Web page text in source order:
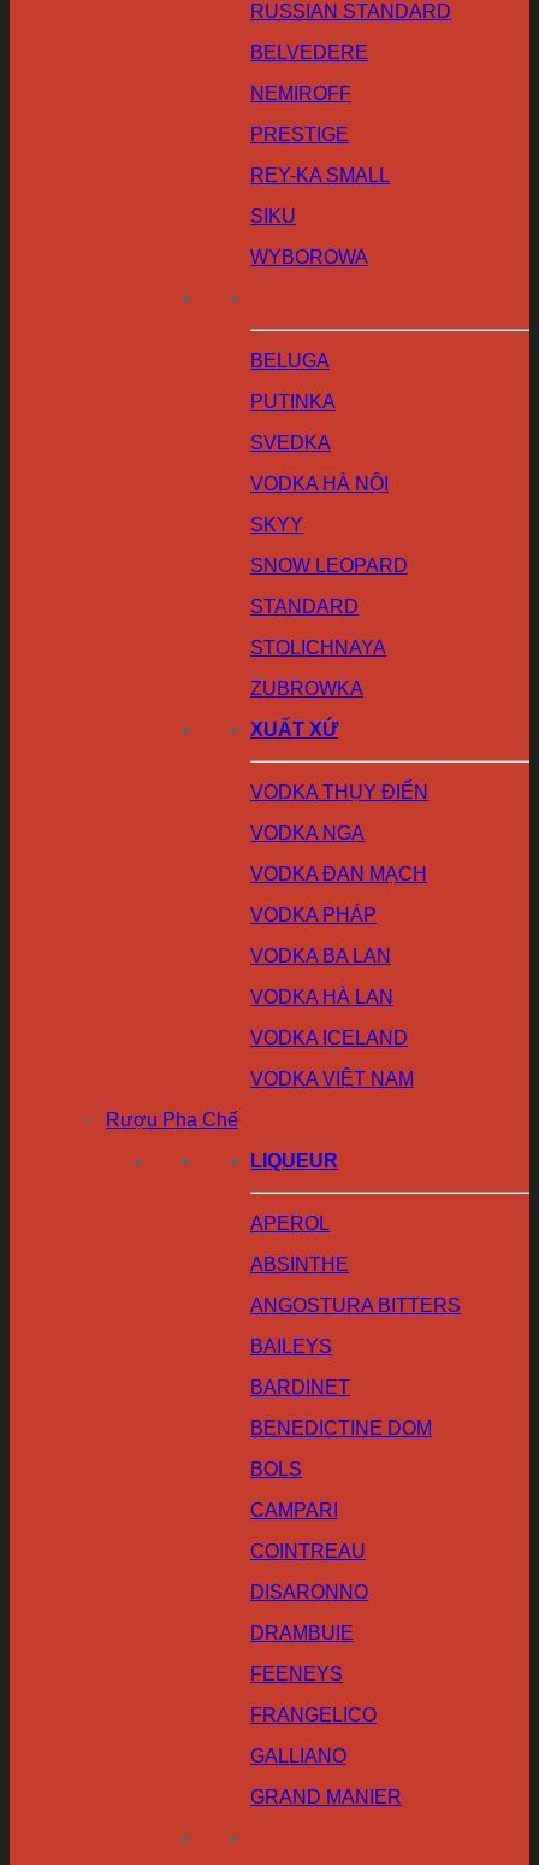
RUSSIAN STANDARD
BELVEDERE
NEMIROFF
PRESTIGE
REY-KA SMALL
SIKU
WYBOROWA
BELUGA
PUTINKA
SVEDKA
VODKA HÀ NỘI
SKYY
SNOW LEOPARD
STANDARD
STOLICHNAYA
ZUBROWKA
XUẤT XỨ
VODKA THỤY ĐIỂN
VODKA NGA
VODKA ĐAN MẠCH
VODKA PHÁP
VODKA BA LAN
VODKA HÀ LAN
VODKA ICELAND
VODKA VIỆT NAM
Rượu Pha Chế
LIQUEUR
APEROL
ABSINTHE
ANGOSTURA BITTERS
BAILEYS
BARDINET
BENEDICTINE DOM
BOLS
CAMPARI
COINTREAU
DISARONNO
DRAMBUIE
FEENEYS
FRANGELICO
GALLIANO
GRAND MANIER